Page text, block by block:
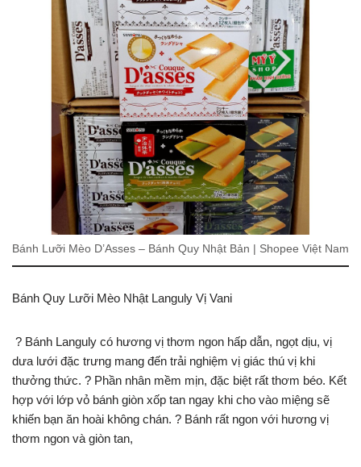
Bánh Lưỡi Mèo D’Asses – Bánh Quy Nhật Bản | Shopee Việt Nam
Bánh Quy Lưỡi Mèo Nhật Languly Vị Vani
? Bánh Languly có hương vị thơm ngon hấp dẫn, ngọt dịu, vị
dưa lưới đặc trưng mang đến trải nghiệm vị giác thú vị khi
thưởng thức. ? Phần nhân mềm mịn, đặc biệt rất thơm béo. Kết
hợp với lớp vỏ bánh giòn xốp tan ngay khi cho vào miệng sẽ
khiến bạn ăn hoài không chán. ? Bánh rất ngon với hương vị
thơm ngon và giòn tan,